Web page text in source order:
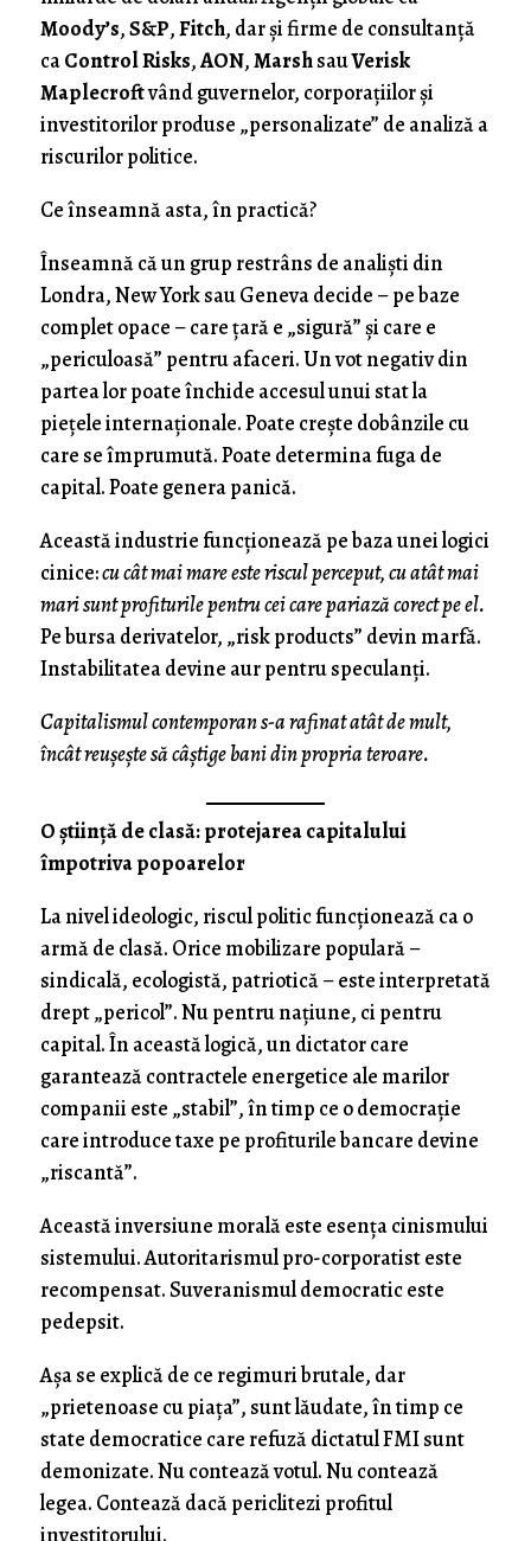
Moody’s,S&P,Fitch, dar și firme de consultanță
caControl Risks,AON,MarshsauVerisk
Maplecroftvând guvernelor, corporațiilor și
investitorilor produse „personalizate” de analiză a
riscurilor politice.
Ce înseamnă asta, în practică?
Înseamnă că un grup restrâns de analiști din
Londra, New York sau Geneva decide – pe baze
complet opace – care țară e „sigură” și care e
„periculoasă” pentru afaceri. Un vot negativ din
partea lor poate închide accesul unui stat la
piețele internaționale. Poate crește dobânzile cu
care se împrumută. Poate determina fuga de
capital. Poate genera panică.
Această industrie funcționează pe baza unei logici
cinice:cu cât mai mare este riscul perceput, cu atât mai
mari sunt profiturile pentru cei care pariază corect pe el.
Pe bursa derivatelor, „risk products” devin marfă.
Instabilitatea devine aur pentru speculanți.
Capitalismul contemporan s-a rafinat atât de mult,
încât reușește să câștige bani din propria teroare.
O știință de clasă: protejarea capitalului
împotriva popoarelor
La nivel ideologic, riscul politic funcționează ca o
armă de clasă. Orice mobilizare populară –
sindicală, ecologistă, patriotică – este interpretată
drept „pericol”. Nu pentru națiune, ci pentru
capital. În această logică, un dictator care
garantează contractele energetice ale marilor
companii este „stabil”, în timp ce o democrație
care introduce taxe pe profiturile bancare devine
„riscantă”.
Această inversiune morală este esența cinismului
sistemului. Autoritarismul pro-corporatist este
recompensat. Suveranismul democratic este
pedepsit.
Așa se explică de ce regimuri brutale, dar
„prietenoase cu piața”, sunt lăudate, în timp ce
state democratice care refuză dictatul FMI sunt
demonizate. Nu contează votul. Nu contează
legea. Contează dacă periclitezi profitul
investitorului.